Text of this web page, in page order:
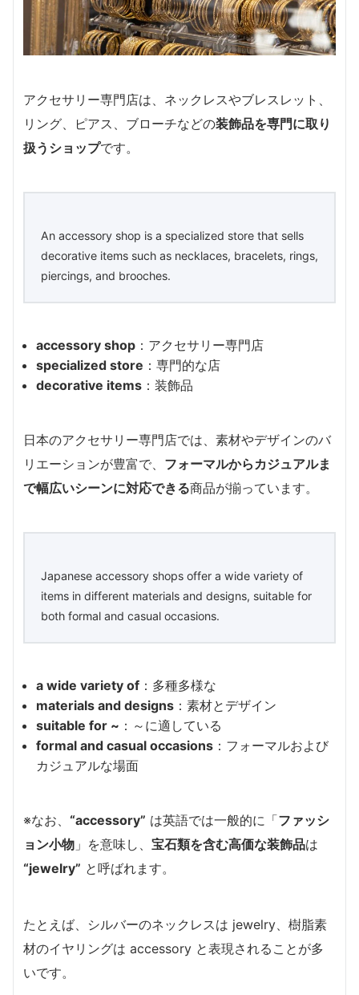
アクセサリー専門店は、ネックレスやブレスレット、
リング、ピアス、ブローチなどの装飾品を専門に取り
扱うショップです。
An accessory shop is a specialized store that sells
decorative items such as necklaces, bracelets, rings,
piercings, and brooches.
accessory shop ：アクセサリー専門店
specialized store ：専門的な店
decorative items ：装飾品
日本のアクセサリー専門店では、素材やデザインのバ
リエーションが豊富で、 フォーマルからカジュアルま
で幅広いシーンに対応できる商品が揃っています。
Japanese accessory shops offer a wide variety of
items in different materials and designs, suitable for
both formal and casual occasions.
a wide variety of ：多種多様な
materials and designs ：素材とデザイン
suitable for ~ ：～に適している
formal and casual occasions ：フォーマルおよび
カジュアルな場面
※なお、 “accessory” は英語では一般的に「ファッシ
ョン小物 」を意味し、 宝石類を含む高価な装飾品は
“jewelry” と呼ばれます。
たとえば、シルバーのネックレスは jewelry、樹脂素
材のイヤリングは accessory と表現されることが多
いです。